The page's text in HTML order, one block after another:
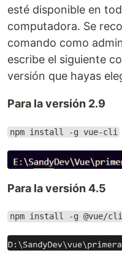
esté disponible en
computadora. Se
comando como
escribe el siguiente
versión que hayas
Para la versión 2.9
npm install -g vue-cli
Para la versión 4.5
npm install -g @vue/cli